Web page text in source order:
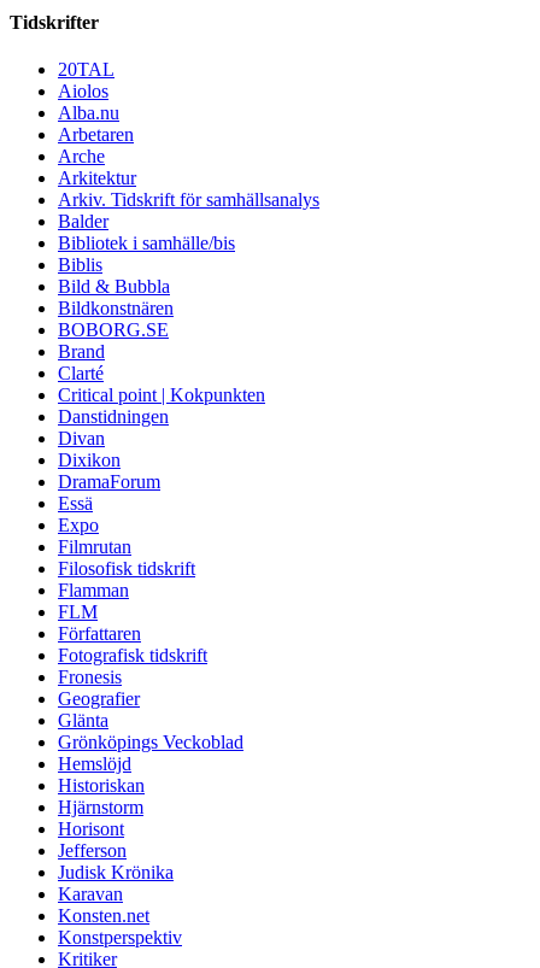
Tidskrifter
20TAL
Aiolos
Alba.nu
Arbetaren
Arche
Arkitektur
Arkiv. Tidskrift för samhällsanalys
Balder
Bibliotek i samhälle/bis
Biblis
Bild & Bubbla
Bildkonstnären
BOBORG.SE
Brand
Clarté
Critical point | Kokpunkten
Danstidningen
Divan
Dixikon
DramaForum
Essä
Expo
Filmrutan
Filosofisk tidskrift
Flamman
FLM
Författaren
Fotografisk tidskrift
Fronesis
Geografier
Glänta
Grönköpings Veckoblad
Hemslöjd
Historiskan
Hjärnstorm
Horisont
Jefferson
Judisk Krönika
Karavan
Konsten.net
Konstperspektiv
Kritiker